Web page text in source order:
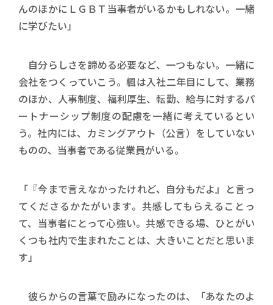
んのほかにＬＧＢＴ当事者がいるかもしれない。一緒
に学びたい」
自分らしさを諦める必要など、一つもない。一緒に
会社をつくっていこう。楓は入社二年目にして、業務
のほか、人事制度、福利厚生、転勤、給与に対するパ
ートナーシップ制度の配慮を一緒に考えているとい
う。社内には、カミングアウト（公言）をしていない
ものの、当事者である従業員がいる。
「『今まで言えなかったけれど、自分もだよ』と言っ
てくださるかたがいます。共感してもらえることっ
て、当事者にとって心強い。共感できる場、ひとがい
くつも社内で生まれたことは、大きいことだと思いま
す」
彼らからの言葉で励みになったのは、「あなたのよ